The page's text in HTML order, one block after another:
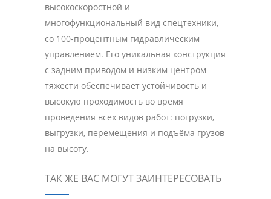
высокоскоростной и
многофункциональный вид спецтехники,
со 100-процентным гидравлическим
управлением. Его уникальная конструкция
с задним приводом и низким центром
тяжести обеспечивает устойчивость и
высокую проходимость во время
проведения всех видов работ: погрузки,
выгрузки, перемещения и подъёма грузов
на высоту.
ТАК ЖЕ ВАС МОГУТ ЗАИНТЕРЕСОВАТЬ